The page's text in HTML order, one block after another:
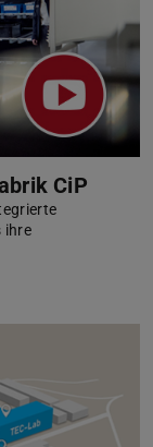
CiP
ihre